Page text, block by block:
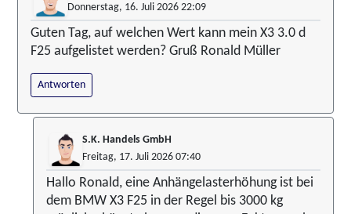
Donnerstag, 16. Juli 2026 22:09
Guten Tag, auf welchen Wert kann mein X3 3.0 d
F25 aufgelistet werden? Gruß Ronald Müller
Antworten
S.K. Handels GmbH
Freitag, 17. Juli 2026 07:40
Hallo Ronald, eine Anhängelasterhöhung ist bei
dem BMW X3 F25 in der Regel bis 3000 kg